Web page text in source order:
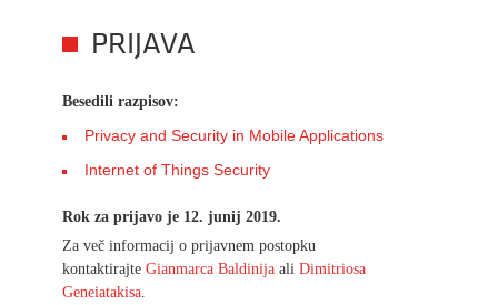
PRIJAVA
Besedili razpisov:
Privacy and Security in Mobile Applications
Internet of Things Security
Rok za prijavo je 12. junij 2019.
Za več informacij o prijavnem postopku
kontaktirajte Gianmarca Baldinija ali Dimitriosa
Geneiatakisa.